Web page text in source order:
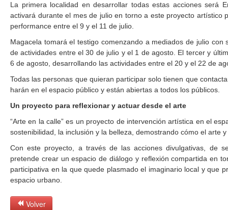
La primera localidad en desarrollar todas estas acciones será
activará durante el mes de julio en torno a este proyecto
performance entre el 9 y el 11 de julio.
Magacela tomará el testigo comenzando a mediados de julio
de actividades entre el 30 de julio y el 1 de agosto. El tercer y
6 de agosto, desarrollando las actividades entre el 20 y el 22 de
Todas las personas que quieran participar solo tienen que
harán en el espacio público y están abiertas a todos los públicos.
Un proyecto para reflexionar y actuar desde el arte
“Arte en la calle” es un proyecto de intervención artística en el
sostenibilidad, la inclusión y la belleza, demostrando cómo el arte
Con este proyecto, a través de las acciones divulgativas, de
pretende crear un espacio de diálogo y reflexión compartida en
participativa en la que quede plasmado el imaginario local y que
espacio urbano.
Volver